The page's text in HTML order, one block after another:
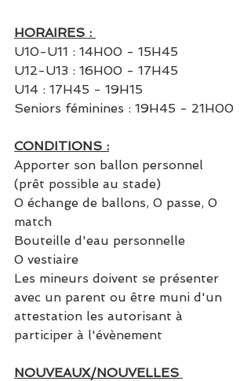
HORAIRES :
U10-U11 : 14H00 - 15H45
U12-U13 : 16H00 - 17H45
U14 : 17H45 - 19H15
Seniors féminines : 19H45 - 21H00
CONDITIONS :
Apporter son ballon personnel
(prêt possible au stade)
0 échange de ballons, 0 passe, 0
match
Bouteille d'eau personnelle
0 vestiaire
Les mineurs doivent se présenter
avec un parent ou être muni d'un
attestation les autorisant à
participer à l'évènement
NOUVEAUX/NOUVELLES